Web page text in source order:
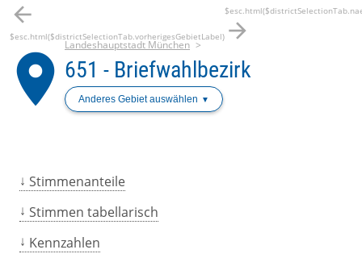
arrow_back
$esc.html($districtSelectionTab.vorherigesGebietLabel) arrow_forward
place
Landeshauptstadt München
651 - Briefwahlbezirk
Anderes Gebiet auswählen
Stimmenanteile
Stimmen tabellarisch
Kennzahlen